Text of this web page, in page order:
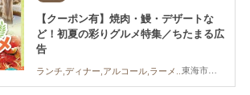
東海市,大府市,半田市
【クーポン有】焼肉・鰻・デザートな
ど！初夏の彩りグルメ特集／ちたまる広
告
ランチ,ディナー,アルコール,ラーメン,カフェ,キッチンカー,専門店,ちたまるスタイル掲載店,まとめ記事,ちたまる広告,クーポン